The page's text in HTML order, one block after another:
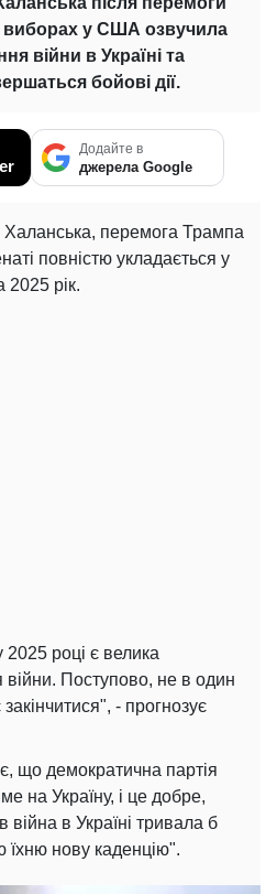
у США озвучила
війни в Україні та
бойові дії.
Додайте в
джерела Google
перемога Трампа
повністю укладається у
2025 рік.
році є велика
війни. Поступово, не в один
- прогнозує
що демократична партія
на Україну, і це добре,
в Україні тривала б
їхню нову каденцію".